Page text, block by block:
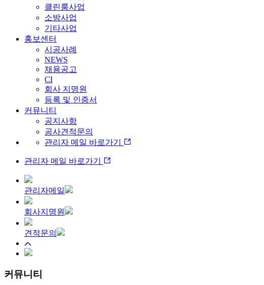
클린룸사업
소방사업
기타사업
홍보센터
시공사례
NEWS
채용공고
CI
회사 지명원
등록 및 인증서
커뮤니티
공지사항
공사견적문의
관리자 메일 바로가기
관리자 메일 바로가기
관리자메일
회사지명원
견적문의
커뮤니티